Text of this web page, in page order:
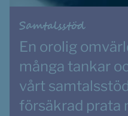
Samtalsstöd
En orolig
många tankar
vårt
försäkrad prata